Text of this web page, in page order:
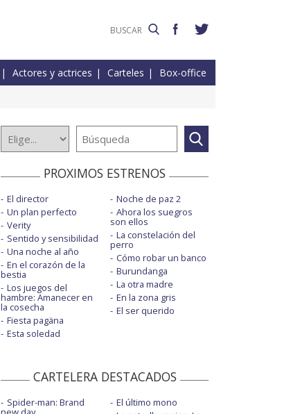
Actores y actrices Carteles Box-office
PROXIMOS ESTRENOS
El director
Un plan perfecto
Verity
Sentido y sensibilidad
Una noche al año
En el corazón de la
bestia
Los juegos del
hambre: Amanecer en
la cosecha
Fiesta pagäna
Esta soledad
Noche de paz 2
Ahora los suegros
son ellos
La constelación del
perro
Cómo robar un banco
Burundanga
La otra madre
En la zona gris
El ser querido
CARTELERA DESTACADOS
Spider-man: Brand
El último mono